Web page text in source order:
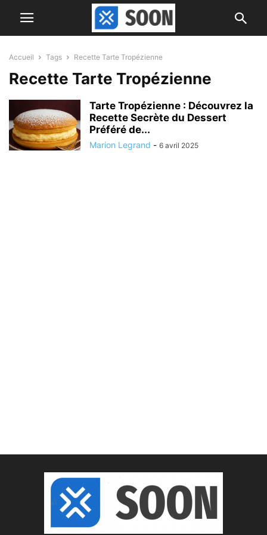
Accueil Tags Recette Tarte Tropézienne
Recette Tarte Tropézienne
Tarte Tropézienne : Découvrez la
Recette Secrète du Dessert
Préféré de...
Marion Legrand - 6 avril 2025